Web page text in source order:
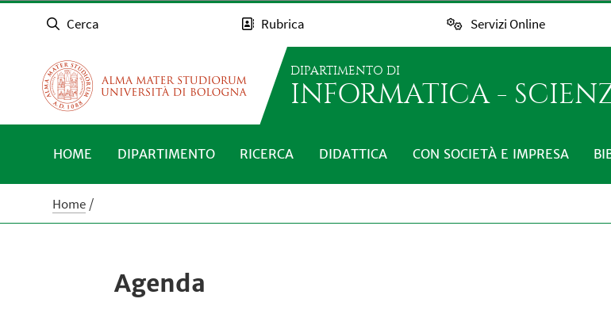
Cerca Rubrica Servizi Online
DIPARTIMENTO DI
INFORMATICA -
HOME DIPARTIMENTO RICERCA DIDATTICA CON SOCIETÀ E IMPRESA
Home
Agenda